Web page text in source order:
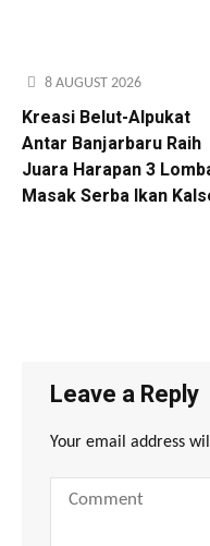
8 AUGUST 2026
Kreasi Belut-Alpukat
Antar Banjarbaru Raih
Juara Harapan 3
Masak Serba Ikan
Leave a Reply
Your email address